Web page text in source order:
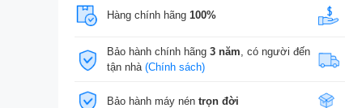
Hàng chính hãng 100%
Bảo hành chính hãng 3 năm, có người đến
tận nhà (Chính sách)
Bảo hành máy nén trọn đời